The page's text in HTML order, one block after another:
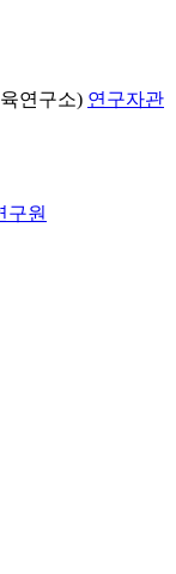
연구소) 연구자관
구원